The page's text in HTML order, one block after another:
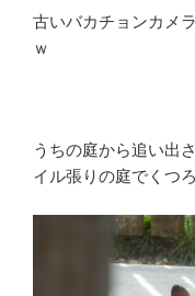
古いバカチョンカメ
ｗ
うちの庭から追い出
イル張りの庭でくつ